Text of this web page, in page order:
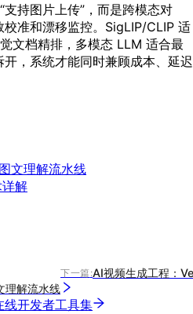
持图片上传”，而是跨模态对
准和漂移监控。SigLIP/CLIP 适
文档精排，多模态 LLM 适合最
，系统才能同时兼顾成本、延迟
文理解流水线
解
理解流水线
下一篇 :AI视频生成工程：
线开发者工具集